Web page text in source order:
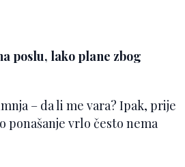
poslu, lako plane zbog
– da li me vara? Ipak, prije
ponašanje vrlo često nema